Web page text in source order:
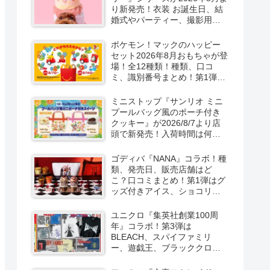
り新発売！衣装 お誕生日、結
婚式やパーティー、撮影用グ
ポケモン！マックのハッピー
セット2026年8月おもちゃが登
場！全12種類！種類、口コ
ミ、識別番号まとめ！第1弾は
ミニストップ『サンリオ ミニ
プールバッグ風のポーチ付き
クッキー』が2026/8/7より店
頭で新発売！入荷時間は何
施！キティ&ダニエル、マイメ
ロ＆クロミの2種類！
ゴディバ『NANA』コラボ！種
類、発売日、販売店舗はど
こ？口コミまとめ！第1弾はグ
ッズ付きアイス、ショコリキ
より新発売！第2弾は限定チョ
コレートなどが2026年10月？
再販売は？
ユニクロ『集英社創業100周
年』コラボ！第3弾は
BLEACH、スパイファミリ
ー、遊戯王、ブラッククロー